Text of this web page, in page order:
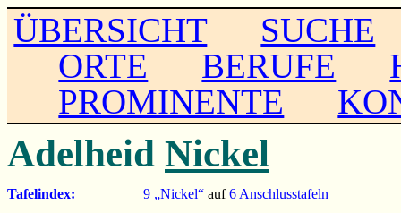
ÜBERSICHT
SUCHE
ORTE
BERUFE
PROMINENTE
Adelheid Nickel
Tafelindex: 9 „Nickel“ auf6 Anschlusstafeln